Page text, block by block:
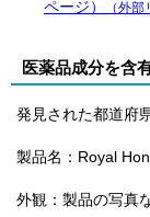
ページ） （外部
医薬品成分を含
発見された都道府
製品名：Royal
外観：製品の写真